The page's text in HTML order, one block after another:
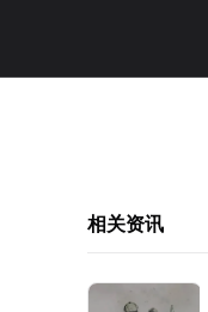
相关资讯